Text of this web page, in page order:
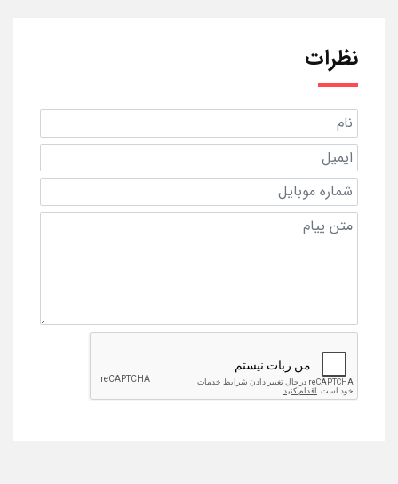
نظرات